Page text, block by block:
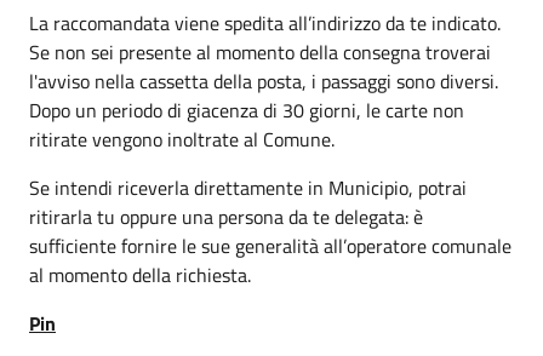
La raccomandata viene spedita all’indirizzo da te indicato.
Se non sei presente al momento della consegna troverai
l'avviso nella cassetta della posta, i passaggi sono diversi.
Dopo un periodo di giacenza di 30 giorni, le carte non
ritirate vengono inoltrate al Comune.
Se intendi riceverla direttamente in Municipio, potrai
ritirarla tu oppure una persona da te delegata: è
sufficiente fornire le sue generalità all’operatore comunale
al momento della richiesta.
Pin